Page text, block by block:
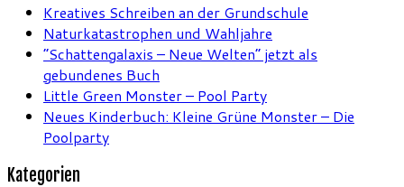
Kreatives Schreiben an der Grundschule
Naturkatastrophen und Wahljahre
“Schattengalaxis – Neue Welten” jetzt als
gebundenes Buch
Little Green Monster – Pool Party
Neues Kinderbuch: Kleine Grüne Monster – Die
Poolparty
Kategorien